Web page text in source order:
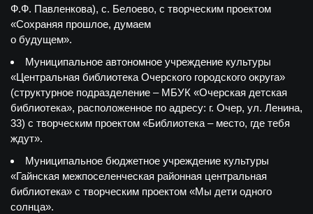
Ф.Ф. Павленкова), с. Белоево, с творческим проектом
«Сохраняя прошлое, думаем
о будущем».
Муниципальное автономное учреждение культуры
«Центральная библиотека Очерского городского округа»
(структурное подразделение – МБУК «Очерская детская
библиотека», расположенное по адресу: г. Очер, ул. Ленина,
33) с творческим проектом «Библиотека – место, где тебя
ждут».
Муниципальное бюджетное учреждение культуры
«Гайнская межпоселенческая районная центральная
библиотека» с творческим проектом «Мы дети одного
солнца».